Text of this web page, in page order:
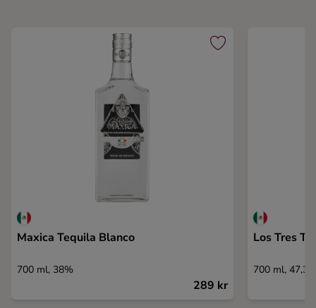
Maxica Tequila Blanco
700 ml, 38%
289 kr
Los Tres
700 ml,